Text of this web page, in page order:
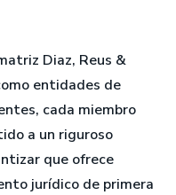
Diaz, Reus &
entidades de
cada miembro
a un riguroso
que ofrece
jurídico de primera